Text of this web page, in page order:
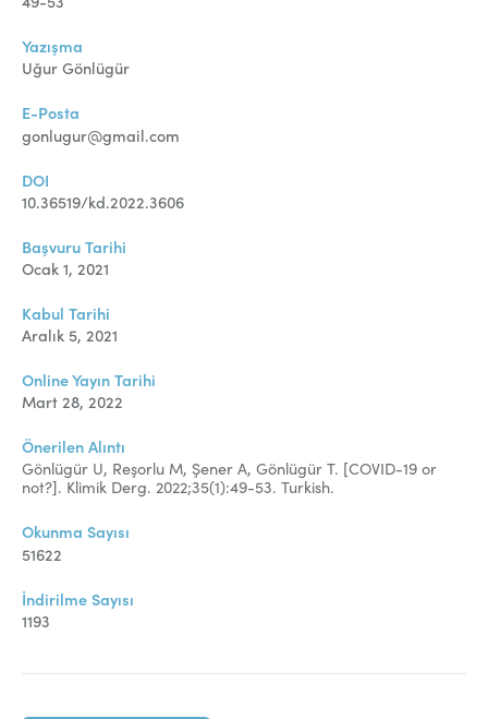
Yazışma
Uğur Gönlügür
E-Posta
gonlugur@gmail.com
DOI
10.36519/kd.2022.3606
Başvuru Tarihi
Ocak 1, 2021
Kabul Tarihi
Aralık 5, 2021
Online Yayın Tarihi
Mart 28, 2022
Önerilen Alıntı
Gönlügür U, Reşorlu M, Şener A, Gönlügür T. [COVID-19 or
not?]. Klimik Derg. 2022;35(1):49-53. Turkish.
Okunma Sayısı
51622
İndirilme Sayısı
1193